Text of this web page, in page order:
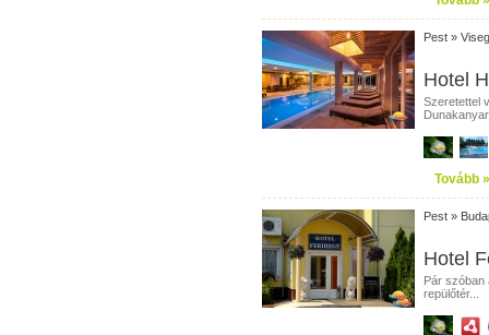
Pest »
Hotel
Szeretettel
Tovább »
Pest »
Hotel
Pár szóban
repülőtér...